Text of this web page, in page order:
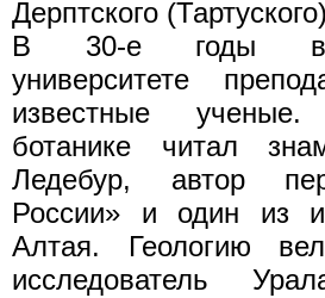
Дерптского
В 30-е годы в
университете
известные
ботанике читал
Ледебур, автор
России» и один из
Алтая. Геологию
исследователь